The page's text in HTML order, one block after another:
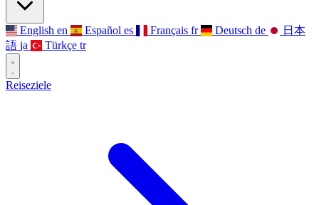
English en Español es Français fr Deutsch de
日本
語 ja Türkçe tr
Reiseziele